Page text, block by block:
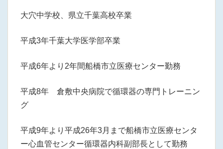
大穴中学校、県立千葉高校卒業
平成3年千葉大学医学部卒業
平成6年より2年間船橋市立医療センター勤務
平成8年 倉敷中央病院で循環器の専門トレーニン
グ
平成9年より平成26年3月まで船橋市立医療センタ
ー心血管センター循環器内科副部長として勤務